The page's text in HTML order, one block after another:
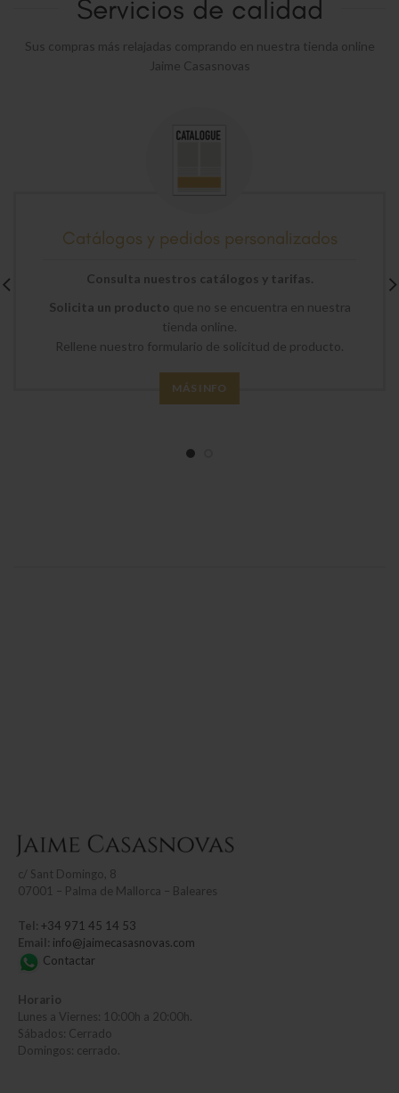
Servicios de calidad
Sus compras más relajadas comprando en nuestra tienda online
Jaime Casasnovas
Catálogos y pedidos personalizados
Consulta nuestros catálogos y tarifas.
Solicita un producto que no se encuentra en nuestra
tienda online.
Rellene nuestro formulario de solicitud de producto.
MÁS INFO
c/ Sant Domingo, 8
07001 – Palma de Mallorca – Baleares
Tel: +34 971 45 14 53
Email: info@jaimecasasnovas.com
Contactar
Horario
Lunes a Viernes: 10:00h a 20:00h.
Sábados: Cerrado
Domingos: cerrado.